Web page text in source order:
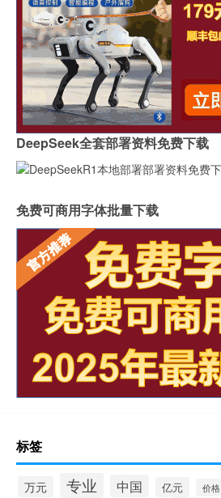
DeepSeek全套部署资料免费下载
免费可商用字体批量下载
标签
万元 专业 中国 亿元 价格